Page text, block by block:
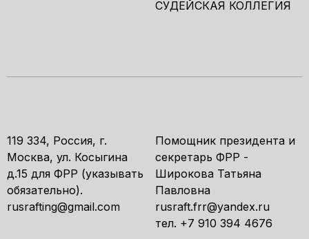
СУДЕЙСКАЯ КОЛЛЕГИЯ
119 334, Россия, г.
Москва, ул. Косыгина
д.15 для ФРР (указывать
обязательно).
rusrafting@gmail.com
Помощник президента и
секретарь ФРР -
Широкова Татьяна
Павловна
rusraft.frr@yandex.ru
тел. +7 910 394 4676